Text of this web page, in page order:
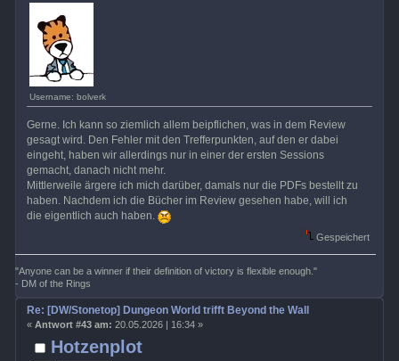
Username: bolverk
Gerne. Ich kann so ziemlich allem beipflichen, was in dem Review
gesagt wird. Den Fehler mit den Trefferpunkten, auf den er dabei
eingeht, haben wir allerdings nur in einer der ersten Sessions
gemacht, danach nicht mehr.
Mittlerweile ärgere ich mich darüber, damals nur die PDFs bestellt zu
haben. Nachdem ich die Bücher im Review gesehen habe, will ich
die eigentlich auch haben.
Gespeichert
"Anyone can be a winner if their definition of victory is flexible enough."
- DM of the Rings
Hotzenplot
Re: [DW/Stonetop] Dungeon World trifft Beyond the Wall
« Antwort #43 am: 20.05.2026 | 16:34 »